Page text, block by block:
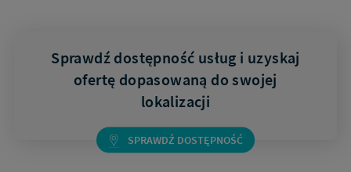
Sprawdź dostępność usług i uzyskaj
ofertę dopasowaną do swojej
lokalizacji
SPRAWDŹ DOSTĘPNOŚĆ